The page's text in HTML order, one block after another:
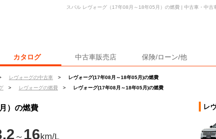
カタログ 中古車販売店 保険/ローン/他
レヴォーグの中古車 >
レヴォーグ(17年08月～18年05月)の燃費
> レヴォーグの燃費 > レヴォーグ(17年08月～18年05月)の燃費
スバル レヴォーグ（17年08月～18年05月）の燃費 | 中古車・中古
）の燃費
～ 16km/L
レ